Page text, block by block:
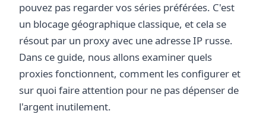
pouvez pas regarder vos séries préférées. C'est
un blocage géographique classique, et cela se
résout par un proxy avec une adresse IP russe.
Dans ce guide, nous allons examiner quels
proxies fonctionnent, comment les configurer et
sur quoi faire attention pour ne pas dépenser de
l'argent inutilement.